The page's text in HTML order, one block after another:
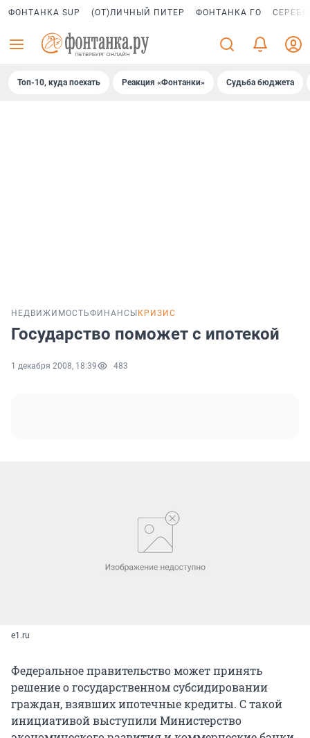
ФОНТАНКА SUP (ОТ)ЛИЧНЫЙ ПИТЕР ФОНТАНКА ГО
Топ-10, куда поехать Реакция «Фонтанки» Судьба бюджета
НЕДВИЖИМОСТЬФИНАНСЫ КРИЗИС
Государство поможет с ипотекой
1 декабря 2008, 18:39 483
e1.ru
Федеральное правительство может принять
решение о государственном субсидировании
граждан, взявших ипотечные кредиты. С такой
инициативой выступили Министерство